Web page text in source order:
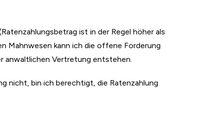
ist in der Regel höher als
Mahnwesen kann ich die offene Forderung
anwaltlichen Vertretung entstehen.
nicht, bin ich berechtigt, die Ratenzahlung